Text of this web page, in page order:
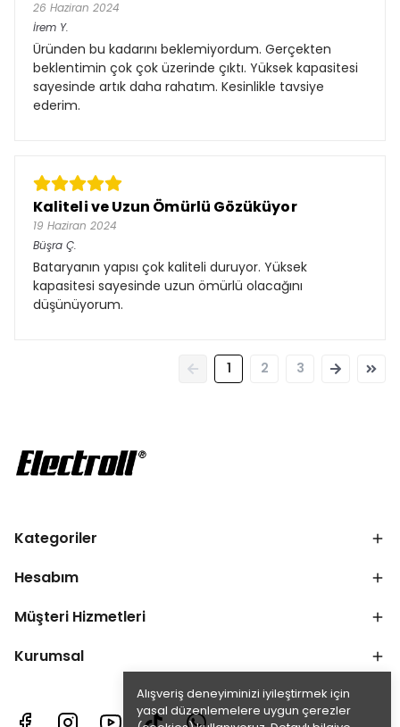
Alışveriş deneyiminizi iyileştirmek için
yasal düzenlemelere uygun çerezler
26 Haziran 2024
İrem Y.
Üründen bu kadarını beklemiyordum. Gerçekten
beklentimin çok çok üzerinde çıktı. Yüksek kapasitesi
sayesinde artık daha rahatım. Kesinlikle tavsiye
ederim.
Kaliteli ve Uzun Ömürlü Gözüküyor
19 Haziran 2024
Büşra Ç.
Bataryanın yapısı çok kaliteli duruyor. Yüksek
kapasitesi sayesinde uzun ömürlü olacağını
düşünüyorum.
1 2 3
Kategoriler
Hesabım
Müşteri Hizmetleri
Kurumsal